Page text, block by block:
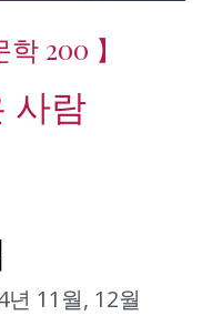
200 】
사람
년 11월, 12월